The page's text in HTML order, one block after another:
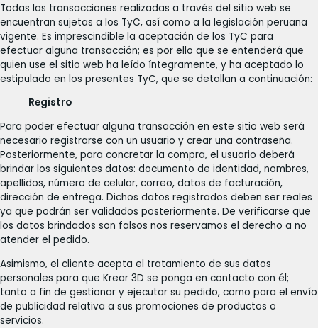
Todas las transacciones realizadas a través del sitio web se
encuentran sujetas a los TyC, así como a la legislación peruana
vigente. Es imprescindible la aceptación de los TyC para
efectuar alguna transacción; es por ello que se entenderá que
quien use el sitio web ha leído íntegramente, y ha aceptado lo
estipulado en los presentes TyC, que se detallan a continuación:
Registro
Para poder efectuar alguna transacción en este sitio web será
necesario registrarse con un usuario y crear una contraseña.
Posteriormente, para concretar la compra, el usuario deberá
brindar los siguientes datos: documento de identidad, nombres,
apellidos, número de celular, correo, datos de facturación,
dirección de entrega. Dichos datos registrados deben ser reales
ya que podrán ser validados posteriormente. De verificarse que
los datos brindados son falsos nos reservamos el derecho a no
atender el pedido.
Asimismo, el cliente acepta el tratamiento de sus datos
personales para que Krear 3D se ponga en contacto con él;
tanto a fin de gestionar y ejecutar su pedido, como para el envío
de publicidad relativa a sus promociones de productos o
servicios.